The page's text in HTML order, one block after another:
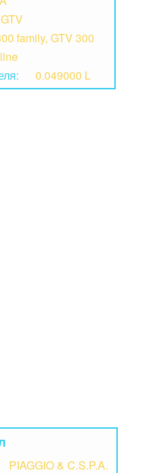
family, GTV 300
0.049000 L
PIAGGIO & C.S.P.A.